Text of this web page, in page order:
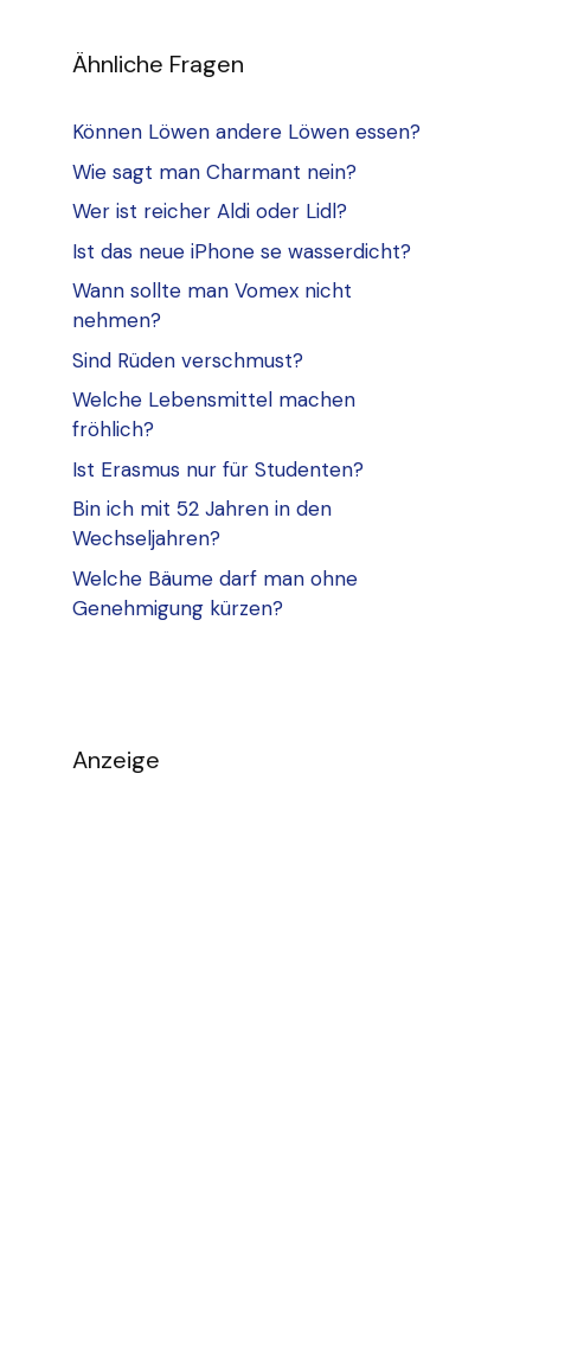
Ähnliche Fragen
Können Löwen andere Löwen essen?
Wie sagt man Charmant nein?
Wer ist reicher Aldi oder Lidl?
Ist das neue iPhone se wasserdicht?
Wann sollte man Vomex nicht
nehmen?
Sind Rüden verschmust?
Welche Lebensmittel machen
fröhlich?
Ist Erasmus nur für Studenten?
Bin ich mit 52 Jahren in den
Wechseljahren?
Welche Bäume darf man ohne
Genehmigung kürzen?
Anzeige